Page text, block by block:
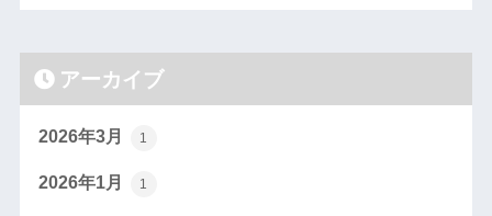
アーカイブ
2026年3月 1
2026年1月 1